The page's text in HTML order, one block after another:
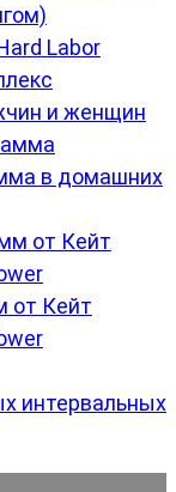
и женщин
в домашних
от Кейт
интервальных